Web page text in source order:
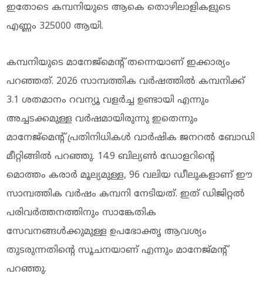
ഇതോടെ കമ്പനിയുടെ ആകെ തൊഴിലാളികളുടെ
എണ്ണം 325000 ആയി.
കമ്പനിയുടെ മാനേജ്‌മെന്റ് തന്നെയാണ് ഇക്കാര്യം
പറഞ്ഞത്. 2026 സാമ്പത്തിക വർഷത്തിൽ കമ്പനിക്ക്
3.1 ശതമാനം റവന്യൂ വളർച്ച ഉണ്ടായി എന്നും
അച്ചടക്കമുള്ള വർഷമായിരുന്നു ഇതെന്നും
മാനേജ്‌മെന്റ് പ്രതിനിധികൾ വാർഷിക ജനറൽ ബോഡി
മീറ്റിങ്ങിൽ പറഞ്ഞു. 14.9 ബില്യൺ ഡോളറിന്റെ
മൊത്തം കരാർ മൂല്യമുള്ള, 96 വലിയ ഡീലുകളാണ് ഈ
സാമ്പത്തിക വർഷം കമ്പനി നേടിയത്. ഇത് ഡിജിറ്റൽ
പരിവർത്തനത്തിനും സാങ്കേതിക
സേവനങ്ങൾക്കുമുള്ള ഉപഭോക്തൃ ആവശ്യം
തുടരുന്നതിന്റെ സൂചനയാണ് എന്നും മാനേജ്‌മന്റ്
പറഞ്ഞു.